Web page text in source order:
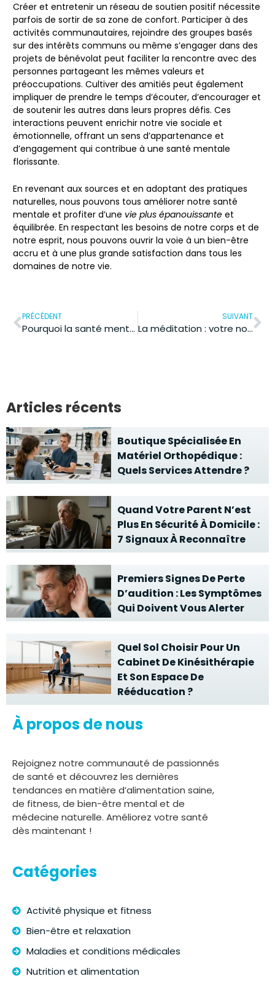
Créer et entretenir un réseau de soutien positif nécessite
parfois de sortir de sa zone de confort. Participer à des
activités communautaires, rejoindre des groupes basés
sur des intérêts communs ou même s’engager dans des
projets de bénévolat peut faciliter la rencontre avec des
personnes partageant les mêmes valeurs et
préoccupations. Cultiver des amitiés peut également
impliquer de prendre le temps d’écouter, d’encourager et
de soutenir les autres dans leurs propres défis. Ces
interactions peuvent enrichir notre vie sociale et
émotionnelle, offrant un sens d’appartenance et
d’engagement qui contribue à une santé mentale
florissante.
En revenant aux sources et en adoptant des pratiques
naturelles, nous pouvons tous améliorer notre santé
mentale et profiter d’une vie plus épanouissante et
équilibrée. En respectant les besoins de notre corps et de
notre esprit, nous pouvons ouvrir la voie à un bien-être
accru et à une plus grande satisfaction dans tous les
domaines de notre vie.
PRÉCÉDENT
Pourquoi la santé mentale transforme notre vision moderne de la santé
SUIVANT
La méditation : votre nouveau rituel bien-être pour transformer vos journées
Articles récents
Boutique Spécialisée En
Matériel Orthopédique :
Quels Services Attendre ?
Quand Votre Parent N’est
Plus En Sécurité À Domicile :
7 Signaux À Reconnaître
Premiers Signes De Perte
D’audition : Les Symptômes
Qui Doivent Vous Alerter
Quel Sol Choisir Pour Un
Cabinet De Kinésithérapie
Et Son Espace De
Rééducation ?
À propos de nous
Rejoignez notre communauté de passionnés
de santé et découvrez les dernières
tendances en matière d’alimentation saine,
de fitness, de bien-être mental et de
médecine naturelle. Améliorez votre santé
dès maintenant !
Catégories
Activité physique et fitness
Bien-être et relaxation
Maladies et conditions médicales
Nutrition et alimentation